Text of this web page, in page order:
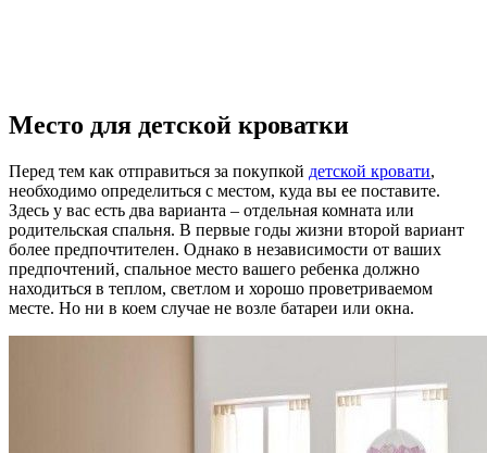
Место для детской кроватки
Перед тем как отправиться за покупкой детской кровати,
необходимо определиться с местом, куда вы ее поставите.
Здесь у вас есть два варианта – отдельная комната или
родительская спальня. В первые годы жизни второй вариант
более предпочтителен. Однако в независимости от ваших
предпочтений, спальное место вашего ребенка должно
находиться в теплом, светлом и хорошо проветриваемом
месте. Но ни в коем случае не возле батареи или окна.